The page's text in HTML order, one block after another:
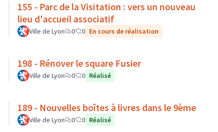
155 - Parc de la Visitation : vers un nouveau
lieu d'accueil associatif
Ville de Lyon 0 0 En cours de réalisation
198 - Rénover le square Fusier
Ville de Lyon 0 0 Réalisé
189 - Nouvelles boîtes à livres dans le 9ème
Ville de Lyon 0 0 Réalisé